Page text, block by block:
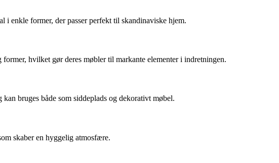
enkle former, der passer perfekt til skandinaviske hjem.
hvilket gør deres møbler til markante elementer i indretningen.
bruges både som siddeplads og dekorativt møbel.
skaber en hyggelig atmosfære.